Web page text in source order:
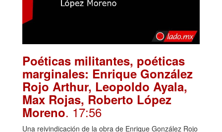
Poéticas militantes, poéticas
marginales: Enrique González
Rojo Arthur, Leopoldo Ayala,
Max Rojas, Roberto López
Moreno. 17:56
Una reivindicación de la obra de Enrique González Rojo